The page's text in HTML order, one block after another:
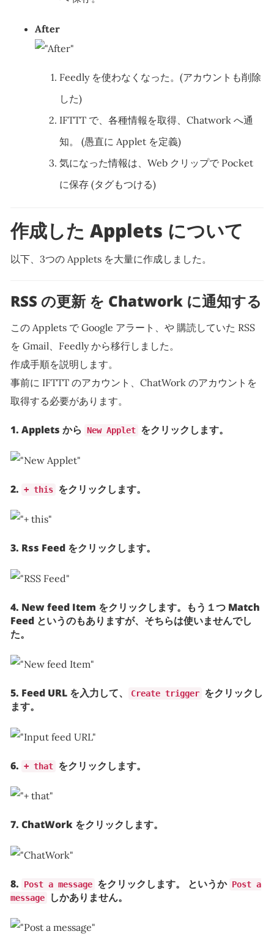
After
Feedly を使わなくなった。(アカウントも削除
した)
IFTTT で、各種情報を取得、Chatwork へ通
知。 (愚直に Applet を定義)
気になった情報は、Web クリップで Pocket
に保存 (タグもつける)
作成した Applets について
以下、3つの Applets を大量に作成しました。
RSS の更新 を Chatwork に通知する
この Applets で Google アラート、や 購読していた RSS
を Gmail、Feedly から移行しました。
作成手順を説明します。
事前に IFTTT のアカウント、ChatWork のアカウントを
取得する必要があります。
1. Applets から New Applet をクリックします。
2. + this をクリックします。
3. Rss Feed をクリックします。
4. New feed Item をクリックします。もう１つ Match
Feed というのもありますが、そちらは使いませんでし
た。
5. Feed URL を入力して、 Create trigger をクリックし
ます。
6. + that をクリックします。
7. ChatWork をクリックします。
8. Post a message をクリックします。 というか Post a
message
しかありません。